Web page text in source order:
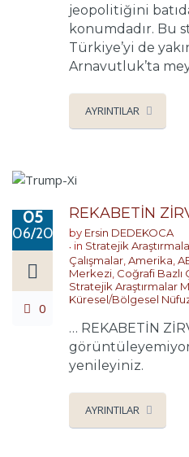
jeopolitiğini
konumdadır. Bu
Türkiye’yi de
Arnavutluk’ta
AYRINTILAR
05
06/2026
0
REKABETİN
by Ersin DEDEKOCA
in Stratejik
Çalışmalar,Amerika,
Merkezi, Coğrafi Bazlı
Stratejik Araştırmalar
Küresel/Bölgesel
… REKABETİN
yenileyiniz.
AYRINTILAR